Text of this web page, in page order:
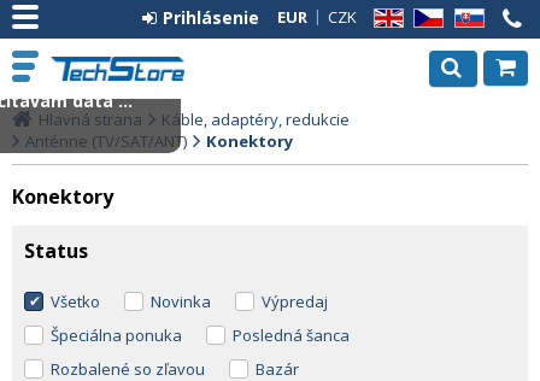
EN CZ SK
EUR CZK
Prihlásenie
Hlavná strana
Káble, adaptéry, redukcie
Anténne (TV/SAT/ANT)
Konektory
Konektory
Status
Všetko Novinka
Výpredaj
Špeciálna ponuka
Posledná šanca
Rozbalené so zľavou
Bazár
dáta ...